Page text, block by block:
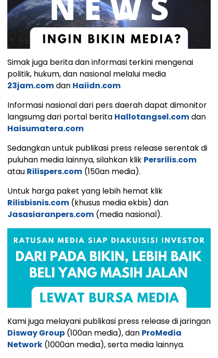
Simak juga berita dan informasi terkini mengenai
politik, hukum, dan nasional melalui media
23jam.comdan Haiidn.com
Informasi nasional dari pers daerah dapat dimonitor
langsumg dari portal berita Hallotangsel.comdan
Haisumatera.com
Sedangkan untuk publikasi press release serentak di
puluhan media lainnya, silahkan klik Persrilis.com
atau Rilispers.com (150an media).
Untuk harga paket yang lebih hemat klik
Rilisbisnis.com (khusus media ekbis) dan
Jasasiaranpers.com (media nasional).
Kami juga melayani publikasi press release di jaringan
Disway Group (100an media), dan ProMedia
Network (1000an media), serta media lainnya.